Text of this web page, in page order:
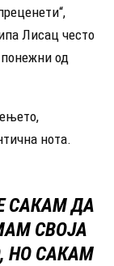
Лисац често
од
нота.
САКАМ ДА
СВОЈА
НО САКАМ